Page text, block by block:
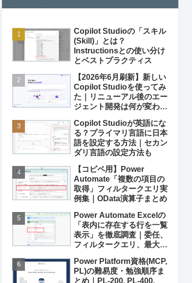
Copilot Studioの「スキル
(Skill)」とは？
Instructionsとの使い分け
とベストプラクティス
【2026年6月刷新】新しい
Copilot Studioを使ってみ
た｜リニューアル後のエー
ジェント開発は何が変わっ
Copilot Studioが英語にな
る？プライマリ言語に日本
語を設定する方法｜セカン
ダリ言語の設定方法も
【コピペ用】Power
Automate「複数の項目の
取得」フィルタークエリ実
例集｜OData演算子まとめ
Power Automate Excelの
「表内に存在する行を一覧
表示」を徹底調査｜委任、
フィルタークエリ、最大行
Power Platform資格(MCP,
PL)の難易度・勉強順序ま
とめ｜PL-200, PL-400,